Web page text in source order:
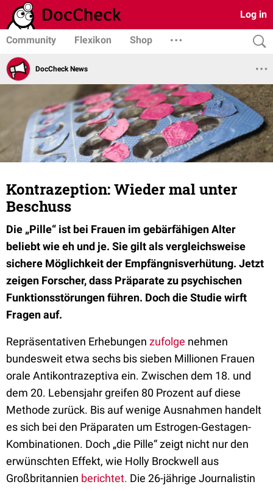
Log in
Community Flexikon Shop
DocCheck News
Kontrazeption: Wieder mal unter
Beschuss
Die „Pille“ ist bei Frauen im gebärfähigen Alter
beliebt wie eh und je. Sie gilt als vergleichsweise
sichere Möglichkeit der Empfängnisverhütung. Jetzt
zeigen Forscher, dass Präparate zu psychischen
Funktionsstörungen führen. Doch die Studie wirft
Fragen auf.
Repräsentativen Erhebungen zufolge nehmen
bundesweit etwa sechs bis sieben Millionen Frauen
orale Antikontrazeptiva ein. Zwischen dem 18. und
dem 20. Lebensjahr greifen 80 Prozent auf diese
Methode zurück. Bis auf wenige Ausnahmen handelt
es sich bei den Präparaten um Estrogen-Gestagen-
Kombinationen. Doch „die Pille“ zeigt nicht nur den
erwünschten Effekt, wie Holly Brockwell aus
Großbritannien berichtet. Die 26-jährige Journalistin